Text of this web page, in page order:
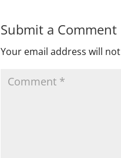
Submit a Comment
Your email address will